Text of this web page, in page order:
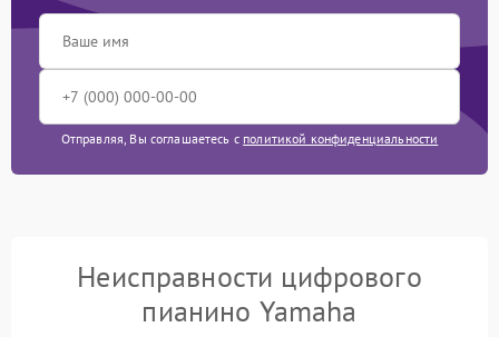
Отправляя, Вы соглашаетесь с политикой конфиденциальности
Неисправности цифрового
пианино Yamaha